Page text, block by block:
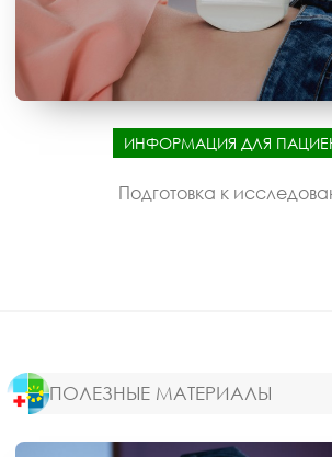
ИНФОРМАЦИЯ ДЛЯ
Подготовка к
ПОЛЕЗНЫЕ МАТЕРИАЛЫ